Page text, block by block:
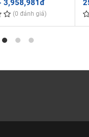
3,958,981đ
(0 đánh giá)